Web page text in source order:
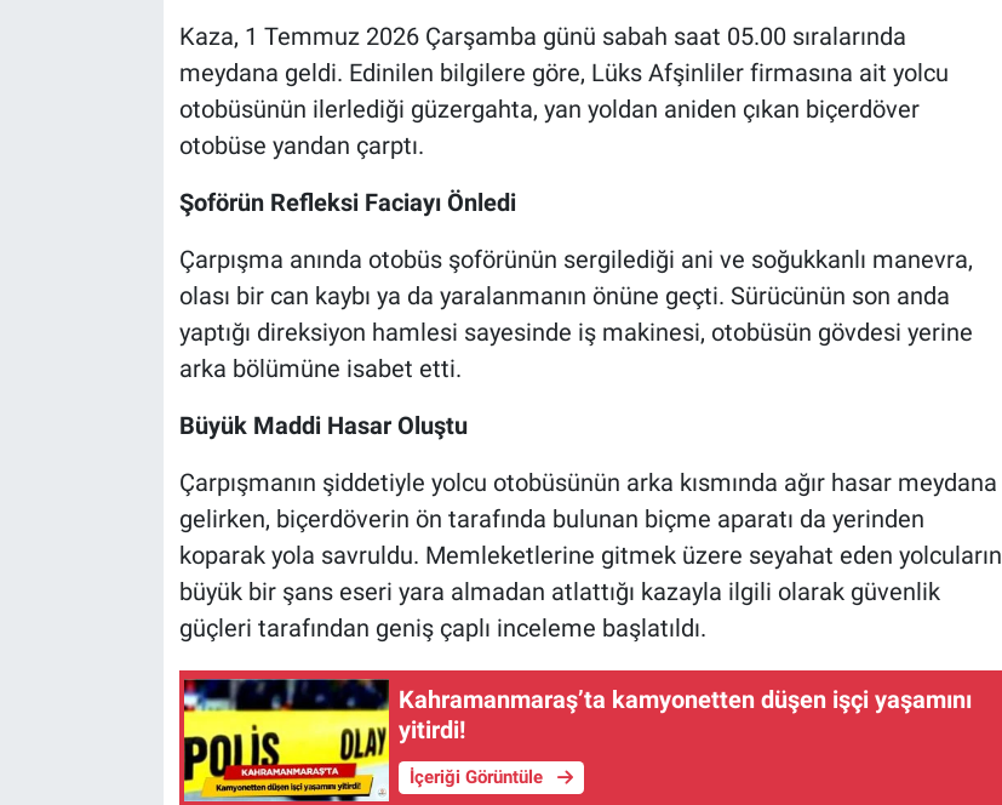
Kaza, 1 Temmuz 2026 Çarşamba günü sabah saat 05.00 sıralarında
meydana geldi. Edinilen bilgilere göre, Lüks Afşinliler firmasına ait yolcu
otobüsünün ilerlediği güzergahta, yan yoldan aniden çıkan biçerdöver
otobüse yandan çarptı.
Şoförün Refleksi Faciayı Önledi
Çarpışma anında otobüs şoförünün sergilediği ani ve soğukkanlı manevra,
olası bir can kaybı ya da yaralanmanın önüne geçti. Sürücünün son anda
yaptığı direksiyon hamlesi sayesinde iş makinesi, otobüsün gövdesi yerine
arka bölümüne isabet etti.
Büyük Maddi Hasar Oluştu
Çarpışmanın şiddetiyle yolcu otobüsünün arka kısmında ağır hasar meydana
gelirken, biçerdöverin ön tarafında bulunan biçme aparatı da yerinden
koparak yola savruldu. Memleketlerine gitmek üzere seyahat eden yolcuların
büyük bir şans eseri yara almadan atlattığı kazayla ilgili olarak güvenlik
güçleri tarafından geniş çaplı inceleme başlatıldı.
Kahramanmaraş’ta kamyonetten düşen işçi yaşamını
yitirdi!
İçeriği Görüntüle